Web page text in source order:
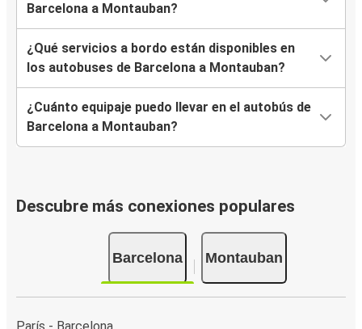
Barcelona a Montauban?
¿Qué servicios a bordo están disponibles en
los autobuses de Barcelona a Montauban?
¿Cuánto equipaje puedo llevar en el autobús de
Barcelona a Montauban?
Descubre más conexiones populares
Barcelona Montauban
París - Barcelona